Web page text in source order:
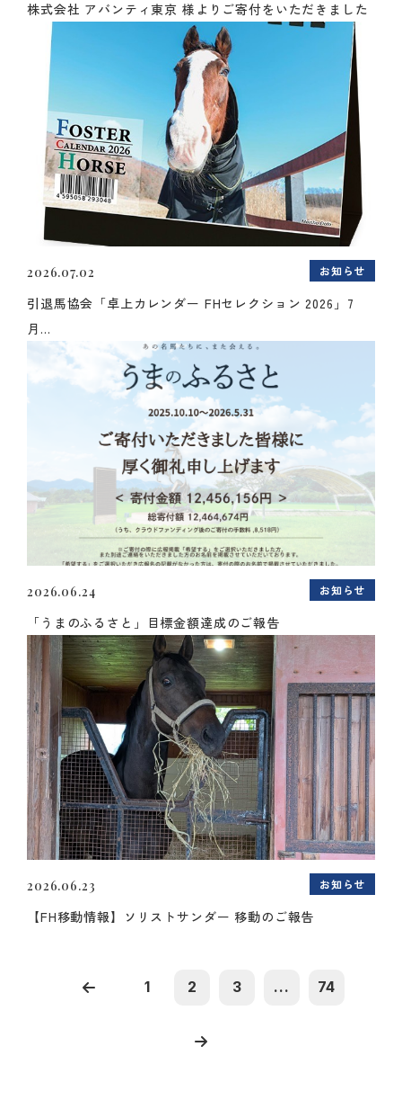
株式会社 アバンティ東京 様よりご寄付をいただきました
2026.07.02 お知らせ
引退馬協会「卓上カレンダー FHセレクション 2026」7
月...
2026.06.24 お知らせ
「うまのふるさと」目標金額達成のご報告
2026.06.23 お知らせ
【FH移動情報】ソリストサンダー 移動のご報告
1 2 3 ... 74